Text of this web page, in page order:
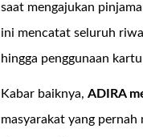
saat mengajukan
ini mencatat seluruh
hingga penggunaan
Kabar baiknya,ADIRA
masyarakat yang